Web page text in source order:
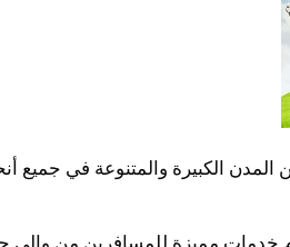
الكبيرة والمتنوعة في جميع
مميزة للمسافرين من وإلى